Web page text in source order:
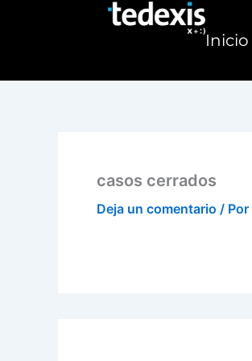
Inicio
casos cerrados
Deja un comentario / Por